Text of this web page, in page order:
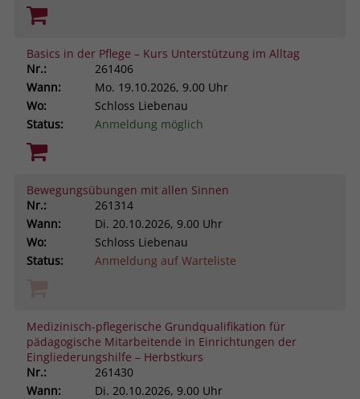
Basics in der Pflege – Kurs Unterstützung im Alltag
Nr.:
261406
Wann:
Mo. 19.10.2026, 9.00 Uhr
Wo:
Schloss Liebenau
Status:
Anmeldung möglich
Bewegungsübungen mit allen Sinnen
Nr.:
261314
Wann:
Di. 20.10.2026, 9.00 Uhr
Wo:
Schloss Liebenau
Status:
Anmeldung auf Warteliste
Medizinisch-pflegerische Grundqualifikation für
pädagogische Mitarbeitende in Einrichtungen der
Eingliederungshilfe – Herbstkurs
Nr.:
261430
Wann:
Di. 20.10.2026, 9.00 Uhr